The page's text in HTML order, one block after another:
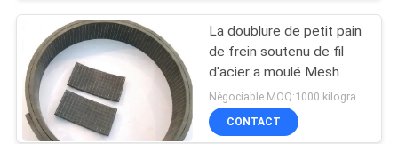
La doublure de petit pain
de frein soutenu de fil
d'acier a moulé Mesh
Reinforced Rubber
Material en acier
CONTACT